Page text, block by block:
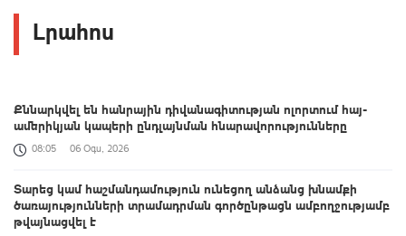
Լրահոս
Քննարկվել են հանրային դիվանագիտության ոլորտում հայ-
ամերիկյան կապերի ընդլայնման հնարավորությունները
08:05 06 Օգս, 2026
Տարեց կամ հաշմանդամություն ունեցող անձանց խնամքի
ծառայությունների տրամադրման գործընթացն ամբողջությամբ
թվայնացվել է